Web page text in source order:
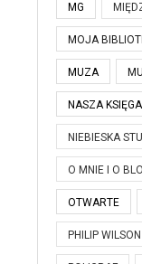
MG
MOJA
MUZA
NASZA
NIEBIESKA
O MNIE I O
OTWARTE
PHILIP WILSON